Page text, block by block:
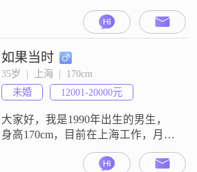
专，月收入在12001到20000元之间
##3002##我这个人责任感比较强，
性格稳重可靠，情绪也比较稳定，
平时和人相处很注重相互尊重
##3002##生活上我比较注重健康养
生，日常会坚持跑步，也在做健身
增肌，保持良好的身体状态
##3002##空闲的时候我
如果当时
35岁  |  上海  |  170cm
未婚
12001-20000元
大家好，我是1990年出生的男生，
身高170cm，目前在上海工作，月收
入在12001到20000元之间，学历是
硕士##3002##平时我比较喜欢登山